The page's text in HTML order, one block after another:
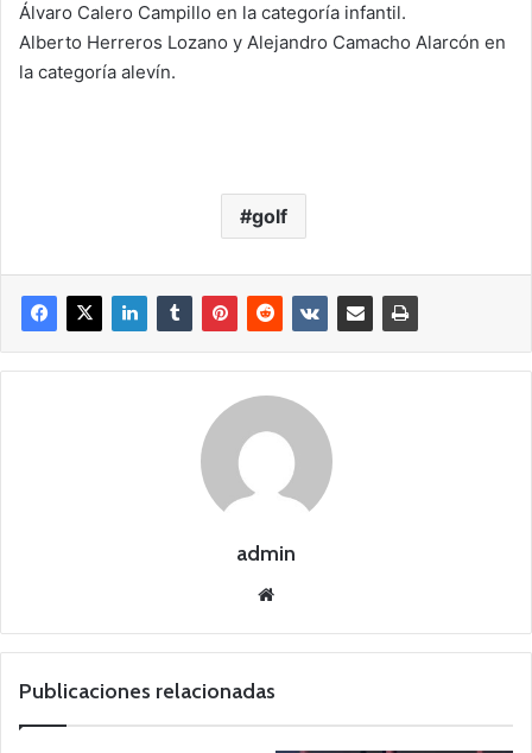
Álvaro Calero Campillo en la categoría infantil.
Alberto Herreros Lozano y Alejandro Camacho Alarcón en
la categoría alevín.
golf
admin
we
Publicaciones relacionadas